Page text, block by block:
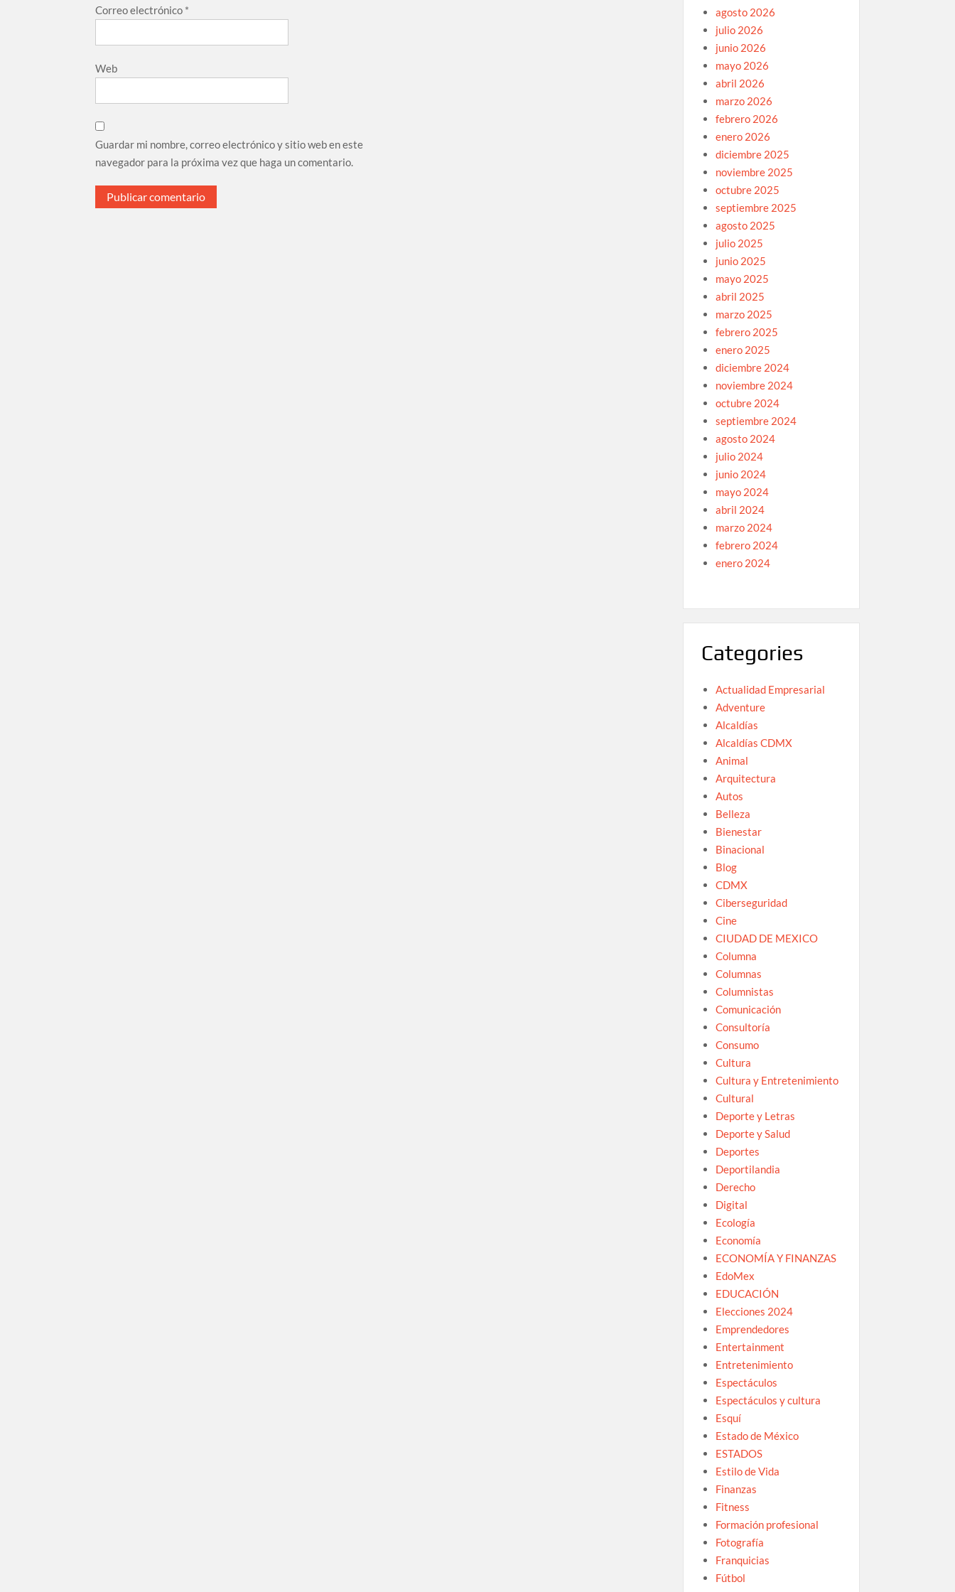
Correo electrónico *
Web
Guardar mi nombre, correo electrónico y sitio web en este
navegador para la próxima vez que haga un comentario.
agosto 2026
julio 2026
junio 2026
mayo 2026
abril 2026
marzo 2026
febrero 2026
enero 2026
diciembre 2025
noviembre 2025
octubre 2025
septiembre 2025
agosto 2025
julio 2025
junio 2025
mayo 2025
abril 2025
marzo 2025
febrero 2025
enero 2025
diciembre 2024
noviembre 2024
octubre 2024
septiembre 2024
agosto 2024
julio 2024
junio 2024
mayo 2024
abril 2024
marzo 2024
febrero 2024
enero 2024
Categories
Actualidad Empresarial
Adventure
Alcaldías
Alcaldías CDMX
Animal
Arquitectura
Autos
Belleza
Bienestar
Binacional
Blog
CDMX
Ciberseguridad
Cine
CIUDAD DE MEXICO
Columna
Columnas
Columnistas
Comunicación
Consultoría
Consumo
Cultura
Cultura y Entretenimiento
Cultural
Deporte y Letras
Deporte y Salud
Deportes
Deportilandia
Derecho
Digital
Ecología
Economía
ECONOMÍA Y FINANZAS
EdoMex
EDUCACIÓN
Elecciones 2024
Emprendedores
Entertainment
Entretenimiento
Espectáculos
Espectáculos y cultura
Esquí
Estado de México
ESTADOS
Estilo de Vida
Finanzas
Fitness
Formación profesional
Fotografía
Franquicias
Fútbol